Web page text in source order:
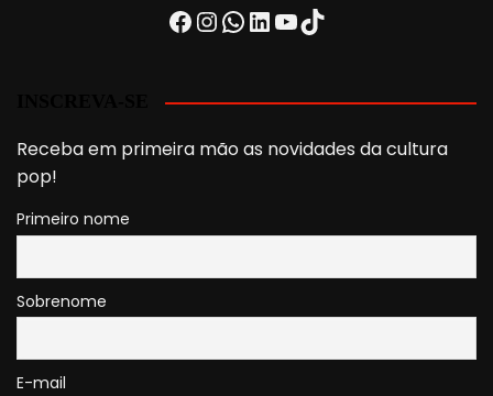
Facebook
Instagram
WhatsApp
LinkedIn
Youtube
TikTok
Receba em primeira mão as novidades da cultura
pop!
Primeiro nome
Sobrenome
E-mail